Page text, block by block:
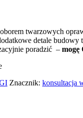
twarzowych
detale budowy
poradzić – mogę
Znacznik: konsultacja